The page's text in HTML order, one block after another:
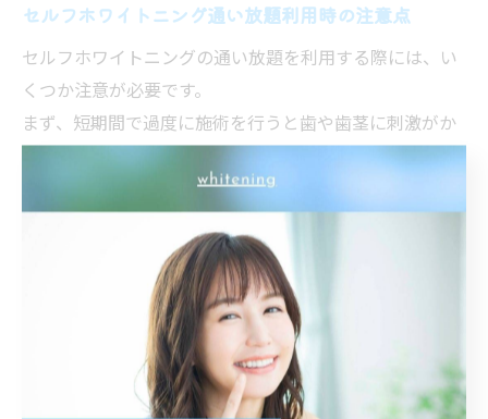
セルフホワイトニング通い放題利用時の注意点
セルフホワイトニングの通い放題を利用する際には、い
くつか注意が必要です。
まず、短期間で過度に施術を行うと歯や歯茎に刺激がか
かることがあるため、適切な頻度を守ることが重要で
また、サロンによっては使用する薬剤や機器、施術方法
自身の体質や歯の状態に合ったサービスを選ぶために
も、事前カウンセリングやスタッフへの相談を積極的に
行いましょう。
体験談として「最初は週2回通ったが、途中で歯がしみ